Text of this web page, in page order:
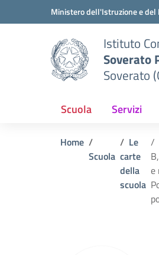
Vai ai contenuti
Vai al menu di navigazioneMinistero dell'Istruzione e del
Istituto
Soverato
Soverato
Scuola Servizi
Home
Scuola
Le
carte
della
scuola
e